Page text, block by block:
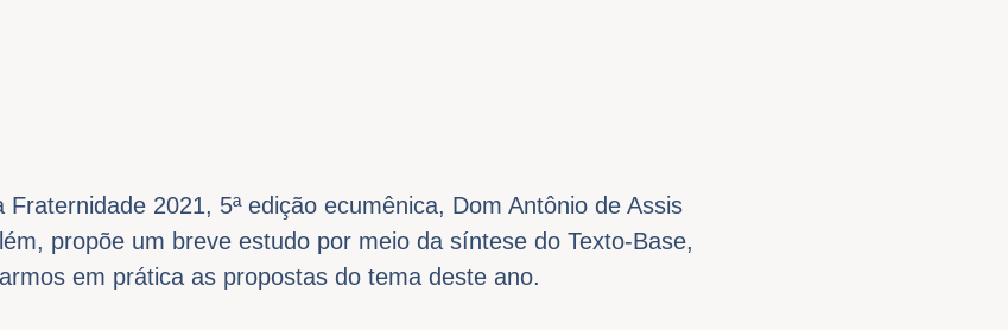
2021, 5ª edição ecumênica, Dom Antônio de Assis
propõe um breve estudo por meio da síntese do Texto-Base,
em prática as propostas do tema deste ano.